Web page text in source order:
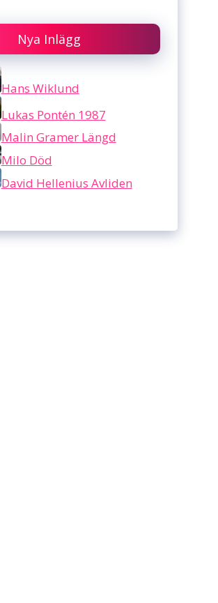
Nya Inlägg
Hans Wiklund
Lukas Pontén 1987
Malin Gramer Längd
Milo Död
David Hellenius Avliden